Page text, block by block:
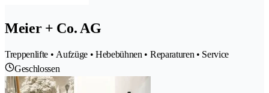
Meier + Co. AG
Treppenlifte • Aufzüge • Hebebühnen • Reparaturen • Service
Geschlossen